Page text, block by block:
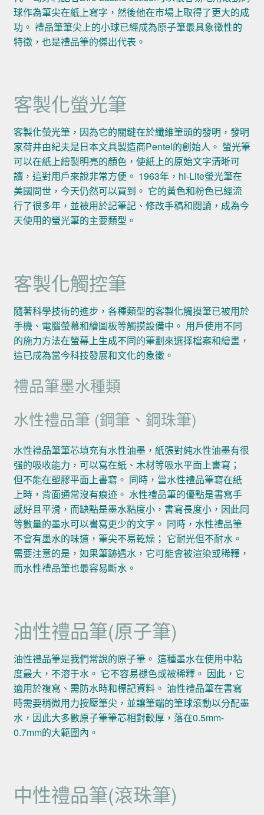
球作為筆尖在紙上寫字，然後他在市場上取得了更大的成
功。 禮品筆筆尖上的小球已經成為原子筆最具象徵性的
特徵，也是禮品筆的傑出代表。
客製化螢光筆
客製化螢光筆，因為它的關鍵在於纖維筆頭的發明，發明
家荷井由紀夫是日本文具製造商Pentel的創始人。 螢光筆
可以在紙上繪製明亮的顏色，使紙上的原始文字清晰可
讀，這對用戶來說非常方便。 1963年，hi-Lite螢光筆在
美國問世，今天仍然可以買到。 它的黃色和粉色已經流
行了很多年，並被用於記筆記、修改手稿和閱讀，成為今
天使用的螢光筆的主要類型。
客製化觸控筆
隨著科學技術的進步，各種類型的客製化觸摸筆已被用於
手機、電腦螢幕和繪圖板等觸摸設備中。 用戶使用不同
的施力方法在螢幕上生成不同的筆劃來選擇檔案和繪畫，
這已成為當今科技發展和文化的象徵。
禮品筆墨水種類
水性禮品筆 (鋼筆、鋼珠筆)
水性禮品筆筆芯填充有水性油墨，紙張對純水性油墨有很
强的吸收能力，可以寫在紙、木材等吸水平面上書寫；
但不能在塑膠平面上書寫。 同時，當水性禮品筆寫在紙
上時，背面通常沒有痕迹。 水性禮品筆的優點是書寫手
感好且平滑，而缺點是墨水粘度小，書寫長度小，因此同
等數量的墨水可以書寫更少的文字。 同時，水性禮品筆
不會有墨水的味道，筆尖不易乾燥； 它耐光但不耐水。
需要注意的是，如果筆跡遇水，它可能會被渲染或稀釋，
而水性禮品筆也最容易斷水。
油性禮品筆(原子筆)
油性禮品筆是我們常說的原子筆。 這種墨水在使用中粘
度最大，不溶于水。 它不容易褪色或被稀釋。 因此，它
適用於複寫、需防水時和標記資料。 油性禮品筆在書寫
時需要稍微用力按壓筆尖，並讓筆端的筆球滾動以分配墨
水，因此大多數原子筆筆芯相對較厚，落在0.5mm-
0.7mm的大範圍內。
中性禮品筆(滾珠筆)